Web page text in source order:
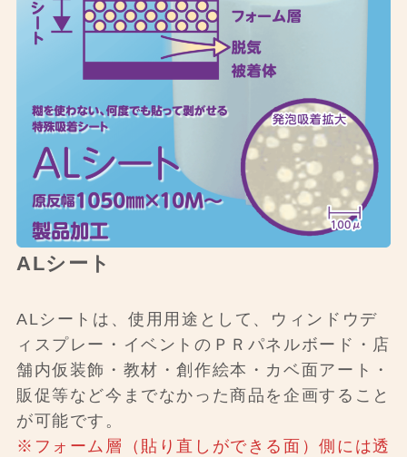
ALシート
ALシートは、使用用途として、ウィンドウデ
ィスプレー・イベントのＰＲパネルボード・店
舗内仮装飾・教材・創作絵本・カベ面アート・
販促等など今までなかった商品を企画すること
が可能です。
※ フォーム層（貼り直しができる面）側には透